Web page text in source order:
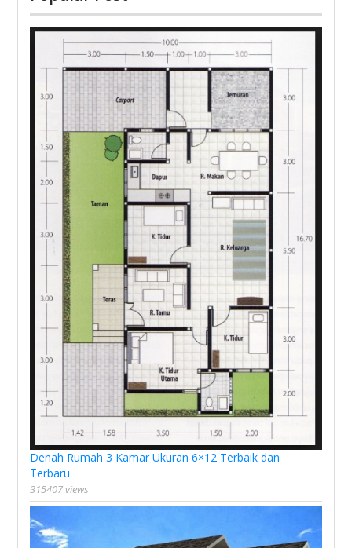
Denah Rumah 3 Kamar Ukuran 6×12 Terbaik dan
Terbaru
315407 views